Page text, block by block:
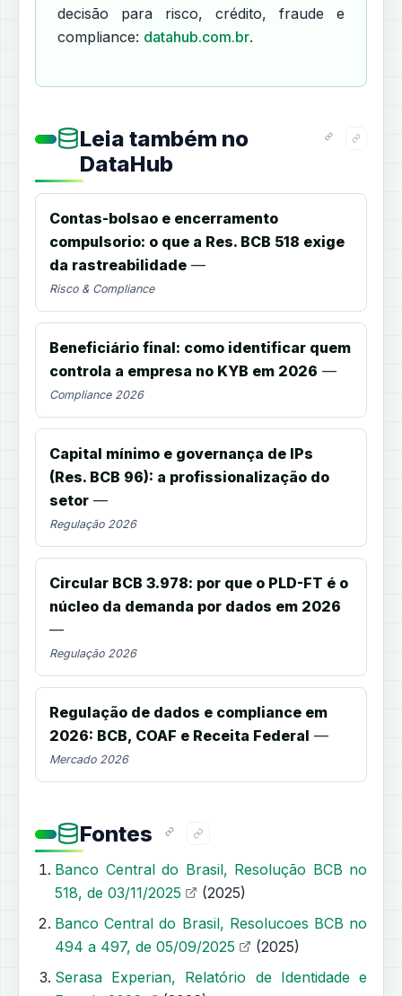
decisão para risco, crédito, fraude e
compliance: datahub.com.br.
Leia também no
DataHub
Contas-bolsao e encerramento
compulsorio: o que a Res. BCB 518 exige
da rastreabilidade —
Risco & Compliance
Beneficiário final: como identificar quem
controla a empresa no KYB em 2026 —
Compliance 2026
Capital mínimo e governança de IPs
(Res. BCB 96): a profissionalização do
setor —
Regulação 2026
Circular BCB 3.978: por que o PLD-FT é o
núcleo da demanda por dados em 2026
—
Regulação 2026
Regulação de dados e compliance em
2026: BCB, COAF e Receita Federal —
Mercado 2026
Fontes
Banco Central do Brasil, Resolução BCB no
518, de 03/11/2025
(2025)
Banco Central do Brasil, Resolucoes BCB no
494 a 497, de 05/09/2025
(2025)
Serasa Experian, Relatório de Identidade e